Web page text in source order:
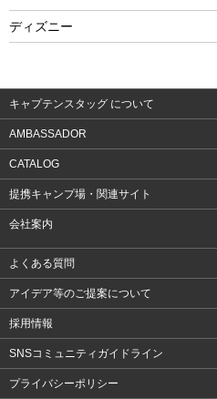
ウェア
ディズニー
キャプテンスタッグ について
AMBASSADOR
CATALOG
提携キャンプ場・関連サイト
会社案内
よくある質問
アイデア等のご提案について
採用情報
SNSコミュニティガイドライン
プライバシーポリシー